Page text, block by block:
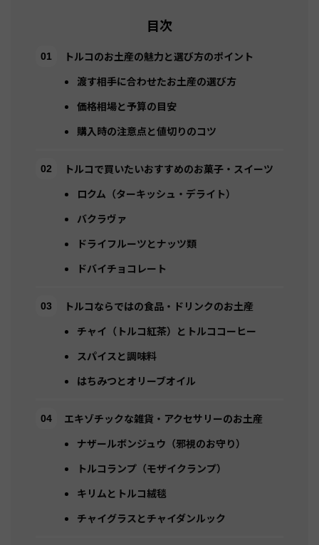
目次
トルコのお土産の魅力と選び方のポイント
渡す相手に合わせたお土産の選び方
価格相場と予算の目安
購入時の注意点と値切りのコツ
トルコで買いたいおすすめのお菓子・スイーツ
ロクム（ターキッシュ・デライト）
バクラヴァ
ドライフルーツとナッツ類
ドバイチョコレート
トルコならではの食品・ドリンクのお土産
チャイ（トルコ紅茶）とトルココーヒー
スパイスと調味料
はちみつとオリーブオイル
エキゾチックな雑貨・アクセサリーのお土産
ナザールボンジュウ（邪視のお守り）
トルコランプ（モザイクランプ）
キリムとトルコ絨毯
チャイグラスとチャイダンルック